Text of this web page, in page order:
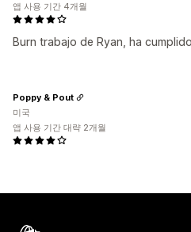
Burn trabajo de Ryan, ha cumplido
앱 사용 기간 4개월
Poppy & Pout
미국
앱 사용 기간 대략 2개월